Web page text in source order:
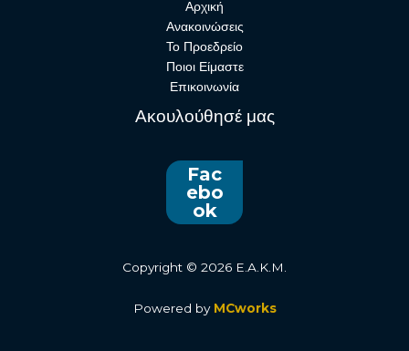
Αρχική
Ανακοινώσεις
Το Προεδρείο
Ποιοι Είμαστε
Επικοινωνία
Ακουλούθησέ μας
Fac
ebo
ok
Copyright © 2026 E.A.K.M.
Powered by MCworks